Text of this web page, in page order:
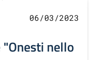
06/03/2023
"Onesti nello